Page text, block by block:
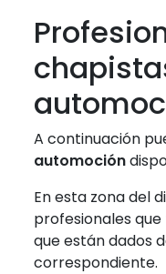
A continuación
automoción
En esta zona del
profesionales
que están dados
correspondiente.